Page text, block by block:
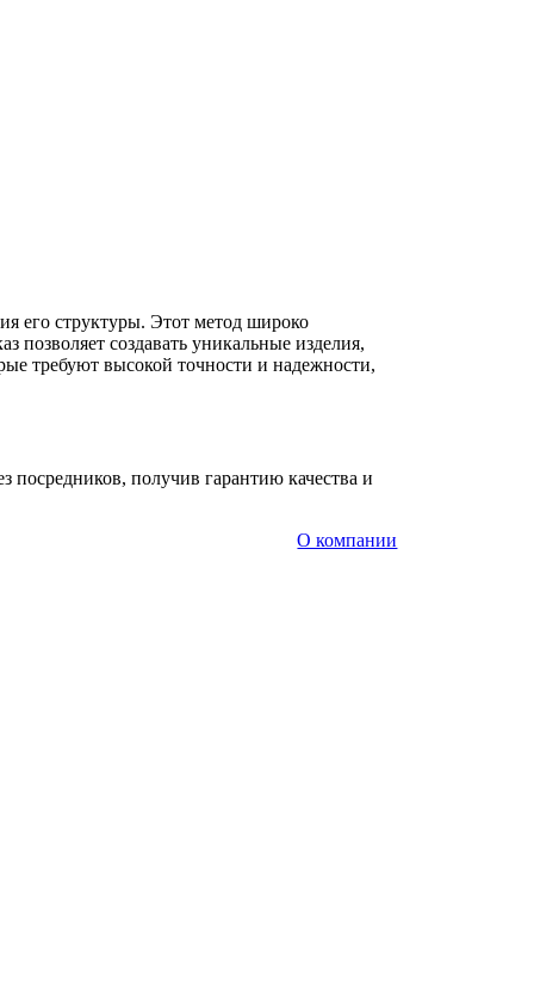
его структуры. Этот метод широко
позволяет создавать уникальные изделия,
требуют высокой точности и надежности,
получив гарантию качества и
О компании